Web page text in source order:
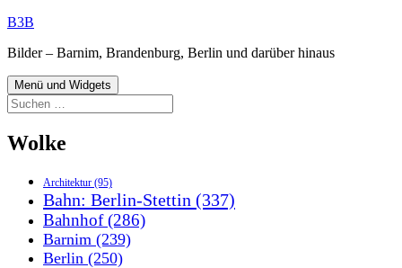
Zum
springen
B3B
Bilder – Barnim, Brandenburg, Berlin und darüber hinaus
Menü und Widgets
Suchen
nach:
Wolke
Architektur (95)
Bahn: Berlin-Stettin (337)
Bahnhof(286)
Barnim (239)
Berlin (250)